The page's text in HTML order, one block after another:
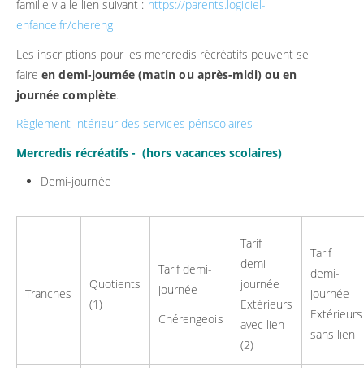
famille via le lien suivant : https://parents.logiciel-
enfance.fr/chereng
Les inscriptions pour les mercredis récréatifs peuvent se
faireen demi-journée (matin ou après-midi) ou en
journée complète.
Règlement intérieur des services périscolaires
Mercredis récréatifs - (hors vacances scolaires)
Demi-journée
Tranches
Quotients
(1)
Tarif demi-
journée
Chérengeois
Tarif
demi-
journée
Extérieurs
avec lien
(2)
Tarif
demi-
journée
Extérieurs
sans lien